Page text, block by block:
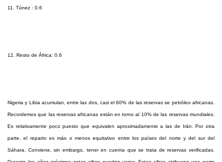
11. Túnez : 0.6
12. Resto de África: 0.6
Nigeria y Libia acumulan, entre las dos, casi el 60% de las reservas se petróleo africanas.
Recordemos que las reservas africanas están en torno al 10% de las reservas mundiales.
Es relativamente poco puesto que equivalen aproximadamente a las de Irán. Por otra
parte, el reparto es más o menos equitativo entre los países del norte y del sur del
Sáhara. Conviene, sin embargo, tener en cuenta que se trata de reservas verificadas.